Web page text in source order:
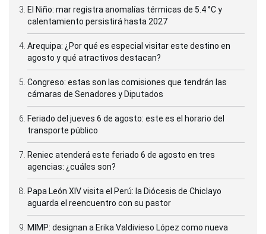
El Niño: mar registra anomalías térmicas de 5.4 °C y
calentamiento persistirá hasta 2027
Arequipa: ¿Por qué es especial visitar este destino en
agosto y qué atractivos destacan?
Congreso: estas son las comisiones que tendrán las
cámaras de Senadores y Diputados
Feriado del jueves 6 de agosto: este es el horario del
transporte público
Reniec atenderá este feriado 6 de agosto en tres
agencias: ¿cuáles son?
Papa León XIV visita el Perú: la Diócesis de Chiclayo
aguarda el reencuentro con su pastor
MIMP: designan a Erika Valdivieso López como nueva